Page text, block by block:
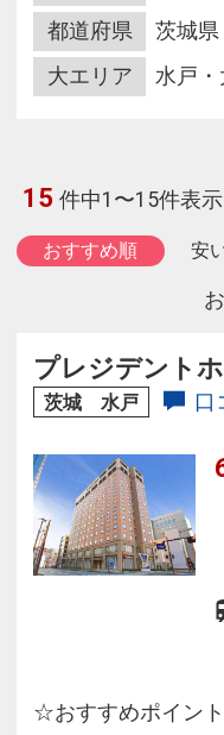
都道府県
茨城県
大エリア
水戸・
15 件中1〜15件表示
おすすめ順 安
プレジデント
茨城 水戸 口
☆おすすめポイン